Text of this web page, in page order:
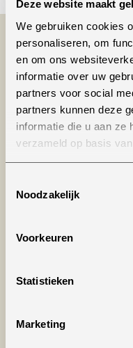
Deze website maakt
We gebruiken cookies
personaliseren, om
en om ons
informatie over uw
partners voor social
partners kunnen deze
informatie die u aan ze
verzameld op basis
Noodzakelijk
Voorkeuren
Statistieken
Marketing
Super toffe basic
Maat valt normaal,